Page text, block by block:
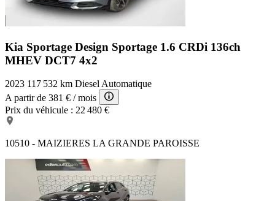
Kia Sportage Design Sportage 1.6 CRDi 136ch
MHEV DCT7 4x2
2023 117 532 km DieselAutomatique
A partir de 381 € / mois
Prix du véhicule : 22 480 €
10510 - MAIZIERES LA GRANDE PAROISSE